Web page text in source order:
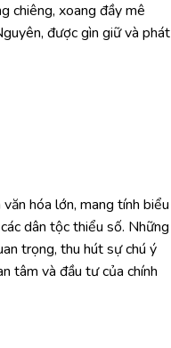
chiêng, xoang đầy mê
được gìn giữ và phát
hóa lớn, mang tính biểu
dân tộc thiểu số. Những
trọng, thu hút sự chú ý
tâm và đầu tư của chính